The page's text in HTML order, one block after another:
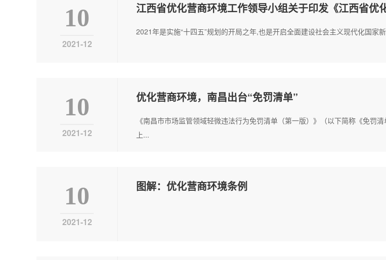
10
2021-12
江西省优化营商环境工作领导小组关于印发《江西省优
2021年是实施“十四五”规划的开局之年,也是开启全面建设社会主义现代化国
10
2021-12
优化营商环境，南昌出台“免罚清单”
《南昌市市场监管领域轻微违法行为免罚清单（第一版）》（以下简称《免罚
上...
10
2021-12
图解：优化营商环境条例